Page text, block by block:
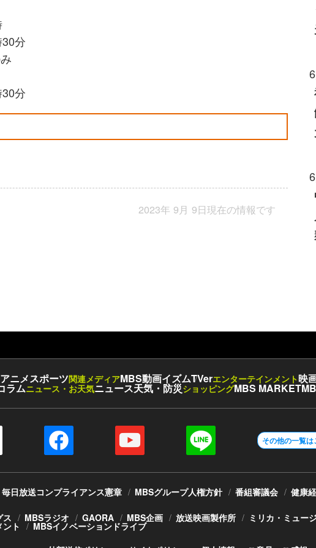
分
分
2023年 9月 9日現在の情報です
アニメスポーツ関連メディアMBS動画イズムTVerエンターテインメント映
ラムニュース・お天気ニュース天気・防災ショッピングMBS MARKET
その他の一覧は
毎日放送コンプライアンス憲章 MBSグループ人権方針 番組審議会 健康
ス MBSラジオ GAORA MBS企画 放送映画製作所 ミリカ・ミュー
ト
MBSイノベーションドライブ